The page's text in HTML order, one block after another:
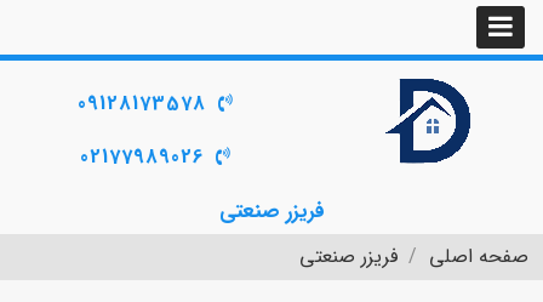
فریزر صنعتی
09128173578
02177989026
صفحه اصلی فریزر صنعتی